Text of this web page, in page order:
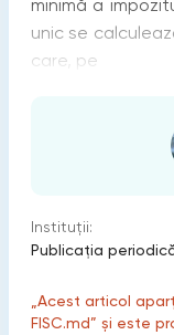
minimă a
unic se
care, pe
Instituții:
Publicaţia
„Acest articol
FISC.md” și este